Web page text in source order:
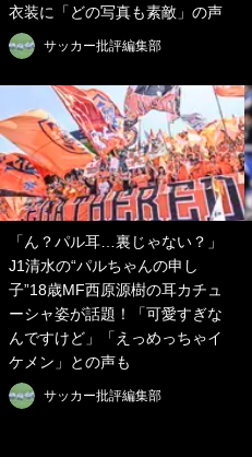
衣装に「どの写真も素敵」の声
サッカー批評編集部
「ん？パル耳…裏じゃない？」
J1清水の“パルちゃんの申し
子”18歳MF西原源樹の耳カチュ
ーシャ姿が話題！「可愛すぎな
んですけど」「えっめっちゃイ
ケメン」との声も
サッカー批評編集部